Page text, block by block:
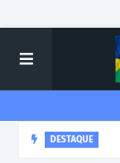
DESTAQUE